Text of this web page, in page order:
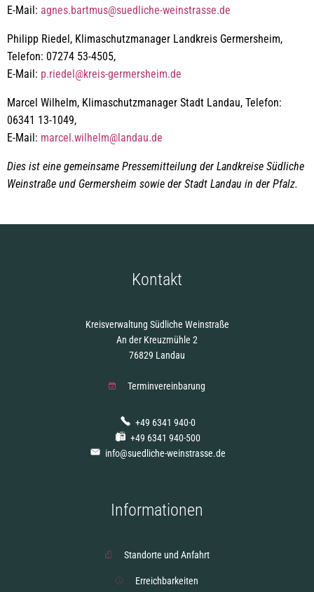
E-Mail: agnes.bartmus@suedliche-weinstrasse.de
Philipp Riedel, Klimaschutzmanager Landkreis Germersheim,
Telefon: 07274 53-4505,
E-Mail: p.riedel@kreis-germersheim.de
Marcel Wilhelm, Klimaschutzmanager Stadt Landau, Telefon:
06341 13-1049,
E-Mail: marcel.wilhelm@landau.de
Dies ist eine gemeinsame Pressemitteilung der Landkreise Südliche
Weinstraße und Germersheim sowie der Stadt Landau in der Pfalz.
Kontakt
Kreisverwaltung Südliche Weinstraße
An der Kreuzmühle 2
76829 Landau
Terminvereinbarung
+49 6341 940-0
+49 6341 940-500
info@suedliche-weinstrasse.de
Informationen
Standorte und Anfahrt
Erreichbarkeiten